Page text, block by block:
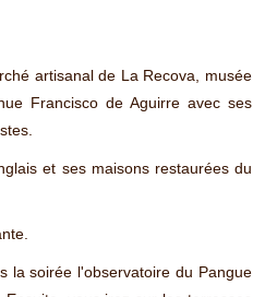
artisanal de La Recova, musée
Francisco de Aguirre avec ses
et ses maisons restaurées du
la soirée l'observatoire du Pangue